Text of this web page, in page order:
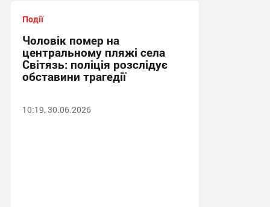
Події
Чоловік помер на
центральному пляжі села
Світязь: поліція розслідує
обставини трагедії
10:19, 30.06.2026